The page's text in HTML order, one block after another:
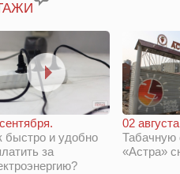
быстро и удобно
за
02
Табачную
«Астра»